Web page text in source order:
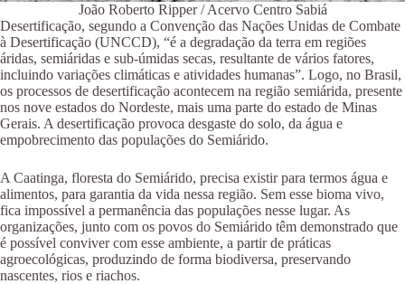
João Roberto Ripper / Acervo Centro Sabiá
Desertificação, segundo a Convenção das Nações Unidas de Combate
à Desertificação (UNCCD), “é a degradação da terra em regiões
áridas, semiáridas e sub-úmidas secas, resultante de vários fatores,
incluindo variações climáticas e atividades humanas”. Logo, no Brasil,
os processos de desertificação acontecem na região semiárida, presente
nos nove estados do Nordeste, mais uma parte do estado de Minas
Gerais. A desertificação provoca desgaste do solo, da água e
empobrecimento das populações do Semiárido.
A Caatinga, floresta do Semiárido, precisa existir para termos água e
alimentos, para garantia da vida nessa região. Sem esse bioma vivo,
fica impossível a permanência das populações nesse lugar. As
organizações, junto com os povos do Semiárido têm demonstrado que
é possível conviver com esse ambiente, a partir de práticas
agroecológicas, produzindo de forma biodiversa, preservando
nascentes, rios e riachos.